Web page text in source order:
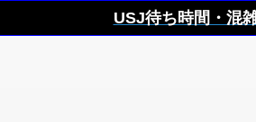
USJ待ち時間・混